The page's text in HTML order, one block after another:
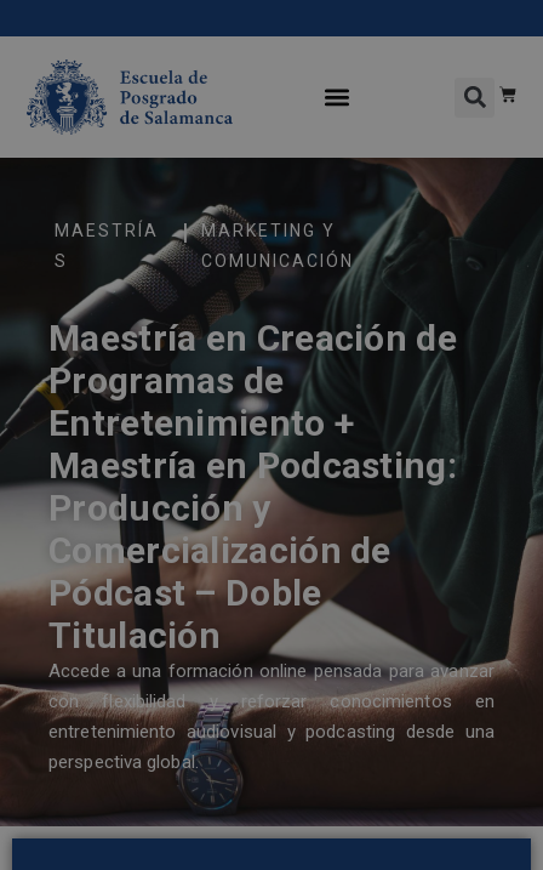
MAESTRÍA
S
|
MARKETING Y
COMUNICACIÓN
Maestría en Creación de
Programas de
Entretenimiento +
Maestría en Podcasting:
Producción y
Comercialización de
Pódcast – Doble
Titulación
Accede a una formación online pensada para avanzar
con flexibilidad y reforzar conocimientos en
entretenimiento audiovisual y podcasting desde una
perspectiva global.